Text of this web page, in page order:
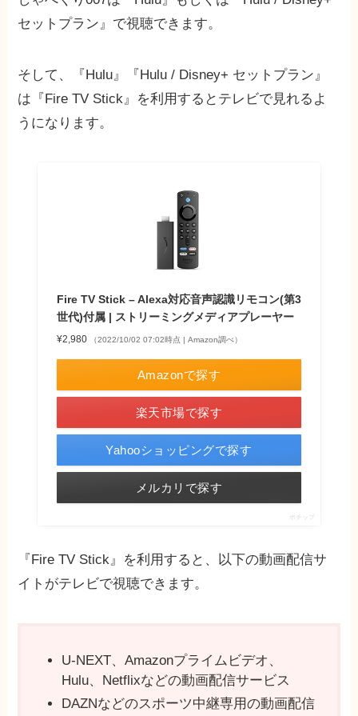
セットプラン』で視聴できます。
そして、『Hulu』『Hulu / Disney+ セットプラン』
は『Fire TV Stick』を利用するとテレビで見れるよ
うになります。
Fire TV Stick – Alexa対応音声認識リモコン(第3
世代)付属 | ストリーミングメディアプレーヤー
¥2,980 （2022/10/02 07:02時点 | Amazon調べ）
Amazonで探す
楽天市場で探す
Yahooショッピングで探す
メルカリで探す
ポチップ
『Fire TV Stick』を利用すると、以下の動画配信サ
イトがテレビで視聴できます。
U-NEXT、Amazonプライムビデオ、
Hulu、Netflixなどの動画配信サービス
DAZNなどのスポーツ中継専用の動画配信